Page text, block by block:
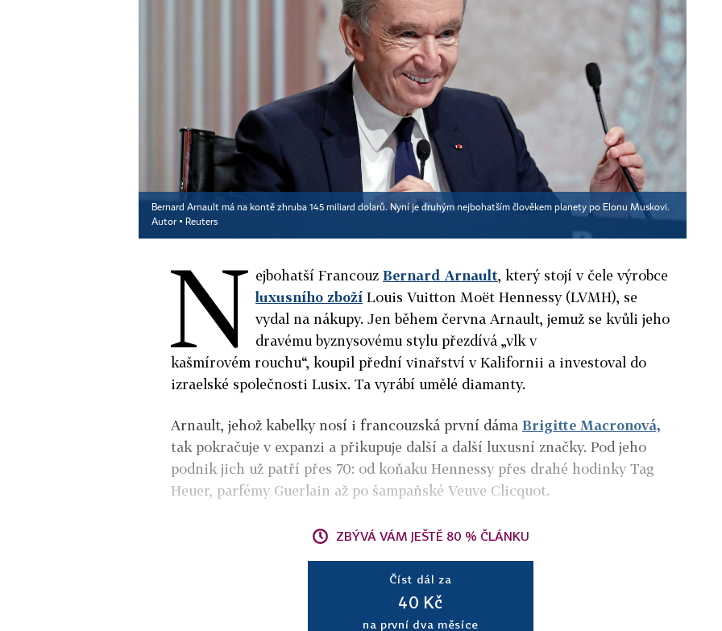
Bernard Arnault má na kontě zhruba 145 miliard dolarů. Nyní je druhým nejbohatším člověkem planety po Elonu Muskovi.
Autor ▪ Reuters
N ejbohatší Francouz Bernard Arnault, který stojí v čele výrobce
luxusního zboží Louis Vuitton Moët Hennessy (LVMH), se
vydal na nákupy. Jen během června Arnault, jemuž se kvůli jeho
dravému byznysovému stylu přezdívá „vlk v
kašmírovém rouchu“, koupil přední vinařství v Kalifornii a investoval do
izraelské společnosti Lusix. Ta vyrábí umělé diamanty.
Arnault, jehož kabelky nosí i francouzská první dáma Brigitte Macronová,
tak pokračuje v expanzi a přikupuje další a další luxusní značky. Pod jeho
podnik jich už patří přes 70: od koňaku Hennessy přes drahé hodinky Tag
Heuer, parfémy Guerlain až po šampaňské Veuve Clicquot.
ZBÝVÁ VÁM JEŠTĚ 80 % ČLÁNKU
Číst dál za
40 Kč
na první dva měsíce